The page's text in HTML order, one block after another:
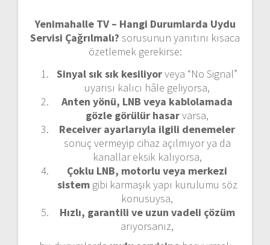
Yenimahalle TV – Hangi Durumlarda Uydu
Servisi Çağrılmalı? sorusunun yanıtını kısaca
özetlemek gerekirse:
Sinyal sık sık kesiliyorveya “No Signal”
uyarısı kalıcı hâle geliyorsa,
Anten yönü, LNB veya kablolamada
gözle görülür hasarvarsa,
Receiver ayarlarıyla ilgili denemeler
sonuç vermeyip cihaz açılmıyor ya da
kanallar eksik kalıyorsa,
Çoklu LNB, motorlu veya merkezi
sistemgibi karmaşık yapı kurulumu söz
konusuysa,
Hızlı, garantili ve uzun vadeli çözüm
arıyorsanız,